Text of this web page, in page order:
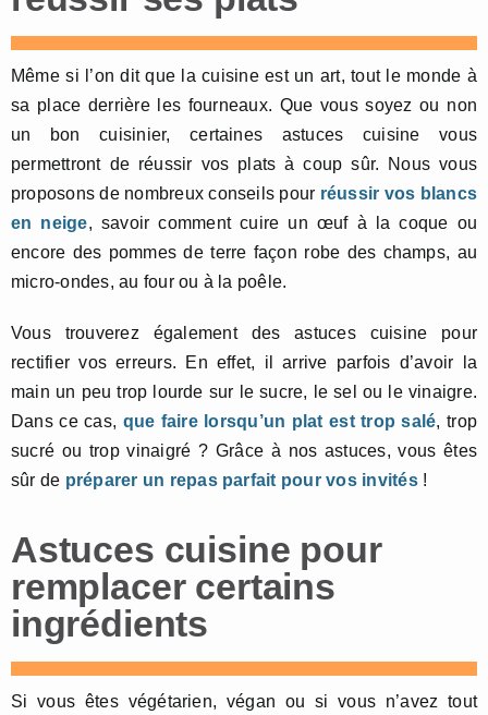
Même si l’on dit que la cuisine est un art, tout le monde à
sa place derrière les fourneaux. Que vous soyez ou non
un bon cuisinier, certaines astuces cuisine vous
permettront de réussir vos plats à coup sûr. Nous vous
proposons de nombreux conseils pour réussir vos blancs
en neige, savoir comment cuire un œuf à la coque ou
encore des pommes de terre façon robe des champs, au
micro-ondes, au four ou à la poêle.
Vous trouverez également des astuces cuisine pour
rectifier vos erreurs. En effet, il arrive parfois d’avoir la
main un peu trop lourde sur le sucre, le sel ou le vinaigre.
Dans ce cas, que faire lorsqu’un plat est trop salé, trop
sucré ou trop vinaigré ? Grâce à nos astuces, vous êtes
sûr de préparer un repas parfait pour vos invités!
Astuces cuisine pour
remplacer certains
ingrédients
Si vous êtes végétarien, végan ou si vous n’avez tout